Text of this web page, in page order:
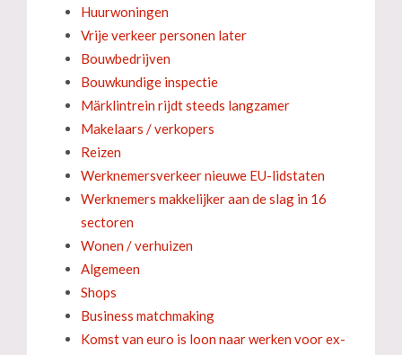
Huurwoningen
Vrije verkeer personen later
Bouwbedrijven
Bouwkundige inspectie
Märklintrein rijdt steeds langzamer
Makelaars / verkopers
Reizen
Werknemersverkeer nieuwe EU-lidstaten
Werknemers makkelijker aan de slag in 16
sectoren
Wonen / verhuizen
Algemeen
Shops
Business matchmaking
Komst van euro is loon naar werken voor ex-